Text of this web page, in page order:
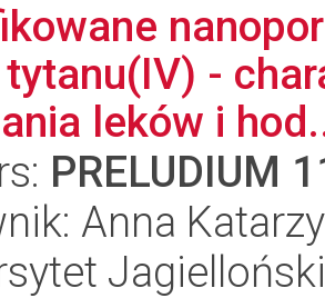
-
leków i
PRELUDIUM
Anna